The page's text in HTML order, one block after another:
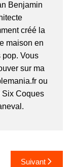
Benjamin
créé la
maison en
pop. Vous
sur ma
ou
Six Coques
Suivant